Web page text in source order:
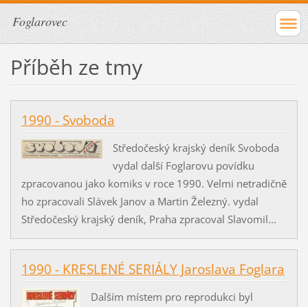
Foglarovec
Příběh ze tmy
1990 - Svoboda
Středočeský krajský deník Svoboda
vydal další Foglarovu povídku
zpracovanou jako komiks v roce 1990. Velmi netradičně
ho zpracovali Slávek Janov a Martin Železný. vydal
Středočeský krajský deník, Praha zpracoval Slavomil...
1990 - KRESLENÉ SERIÁLY Jaroslava Foglara
Dalším místem pro reprodukci byl